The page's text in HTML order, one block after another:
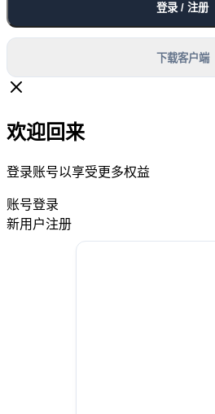
登录 / 注册
下载客户端
欢迎回来
登录账号以享受更多权益
账号登录
新用户注册